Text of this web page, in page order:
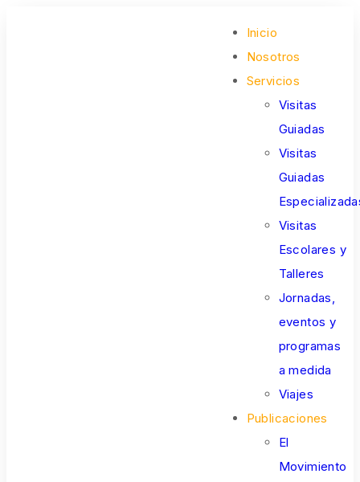
Inicio
Nosotros
Servicios
Visitas
Guiadas
Visitas
Guiadas
Visitas
Escolares y
Talleres
Jornadas,
eventos y
programas
a medida
Viajes
Publicaciones
El
Movimiento